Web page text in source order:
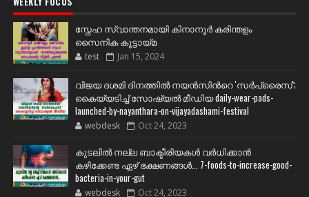
സ്നേഹ സ്വാന്തനമായി കിനാനൂർ കരിന്തളം
സൈനിക കൂട്ടായ്മ
test Jan 15, 2024
വിജയ ദശമി ദിനത്തില്‍ നയന്‍സിന്‍റെ 'സര്‍പ്രൈസ്';
കൈയ്യടിച്ച് സോഷ്യല്‍ മീഡിയ daily-wear-pads-
launched-by-nayanthara-on-vijayadashami-festival
webdesk Oct 24, 2023
കുടലിൽ നല്ല ബാക്ടീരിയകൾ വര്‍ധിക്കാന്‍
കഴിക്കേണ്ട ഏഴ് ഭക്ഷണങ്ങള്‍... 7-foods-to-increase-good-
bacteria-in-your-gut
webdesk Oct 24, 2023